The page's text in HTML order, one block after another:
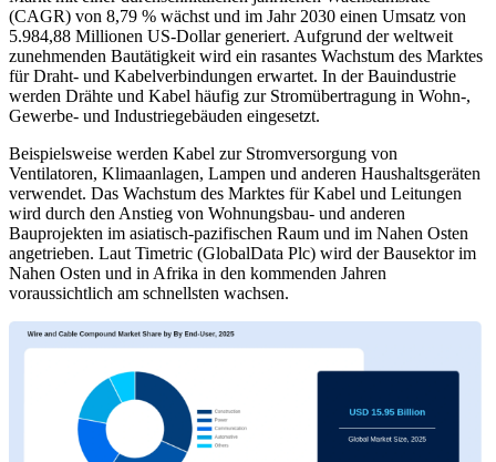
(CAGR) von 8,79 % wächst und im Jahr 2030 einen Umsatz von
5.984,88 Millionen US-Dollar generiert. Aufgrund der weltweit
zunehmenden Bautätigkeit wird ein rasantes Wachstum des Marktes
für Draht- und Kabelverbindungen erwartet. In der Bauindustrie
werden Drähte und Kabel häufig zur Stromübertragung in Wohn-,
Gewerbe- und Industriegebäuden eingesetzt.
Beispielsweise werden Kabel zur Stromversorgung von
Ventilatoren, Klimaanlagen, Lampen und anderen Haushaltsgeräten
verwendet. Das Wachstum des Marktes für Kabel und Leitungen
wird durch den Anstieg von Wohnungsbau- und anderen
Bauprojekten im asiatisch-pazifischen Raum und im Nahen Osten
angetrieben. Laut Timetric (GlobalData Plc) wird der Bausektor im
Nahen Osten und in Afrika in den kommenden Jahren
voraussichtlich am schnellsten wachsen.